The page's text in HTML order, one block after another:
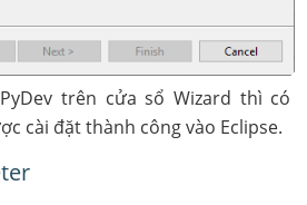
trên cửa sổ Wizard thì có
cài đặt thành công vào Eclipse.